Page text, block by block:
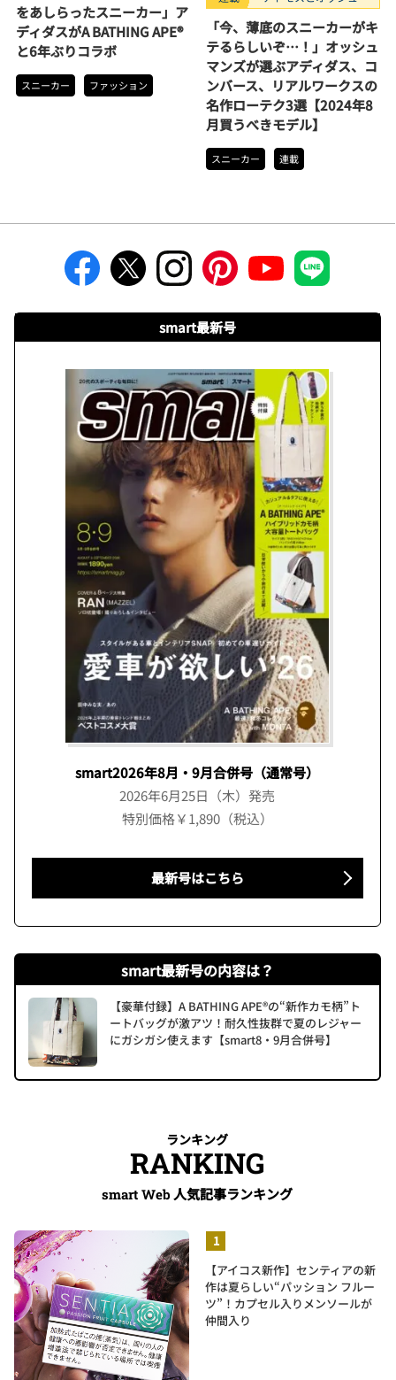
をあしらったスニーカー」ア
ディダスがA BATHING APE®
と6年ぶりコラボ
スニーカー ファッション
スニーカー3選。
「今、薄底のスニーカーがキ
テるらしいぞ…！」オッシュ
マンズが選ぶアディダス、コ
ンバース、リアルワークスの
名作ローテク3選【2024年8
月買うべきモデル】
スニーカー 連載
smart最新号
smart2026年8月・9月合併号（通常号）
2026年6月25日（木）発売
特別価格￥1,890（税込）
最新号はこちら
smart最新号の内容は？
【豪華付録】A BATHING APE®の“新作カモ柄”ト
ートバッグが激アツ！耐久性抜群で夏のレジャー
にガシガシ使えます【smart8・9月合併号】
ランキング
RANKING
smart Web人気記事ランキング
【アイコス新作】センティアの新
作は夏らしい“パッション フルー
ツ”！カプセル入りメンソールが
仲間入り